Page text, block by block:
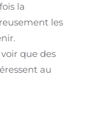
la
les
que des
au